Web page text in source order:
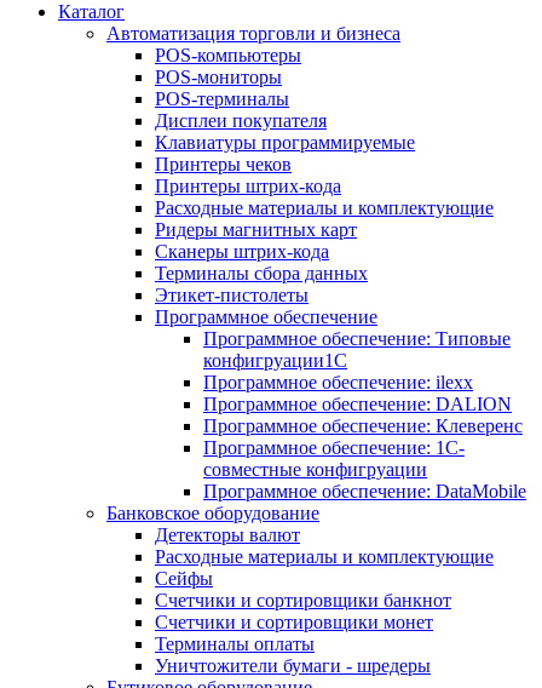
Каталог
Автоматизация торговли и бизнеса
POS-компьютеры
POS-мониторы
POS-терминалы
Дисплеи покупателя
Клавиатуры программируемые
Принтеры чеков
Принтеры штрих-кода
Расходные материалы и комплектующие
Ридеры магнитных карт
Сканеры штрих-кода
Терминалы сбора данных
Этикет-пистолеты
Программное обеспечение
Программное обеспечение: Типовые
конфигруации1С
Программное обеспечение: ilexx
Программное обеспечение: DALION
Программное обеспечение: Клеверенс
Программное обеспечение: 1С-
совместные конфигруации
Программное обеспечение: DataMobile
Банковское оборудование
Детекторы валют
Расходные материалы и комплектующие
Сейфы
Счетчики и сортировщики банкнот
Счетчики и сортировщики монет
Терминалы оплаты
Уничтожители бумаги - шредеры